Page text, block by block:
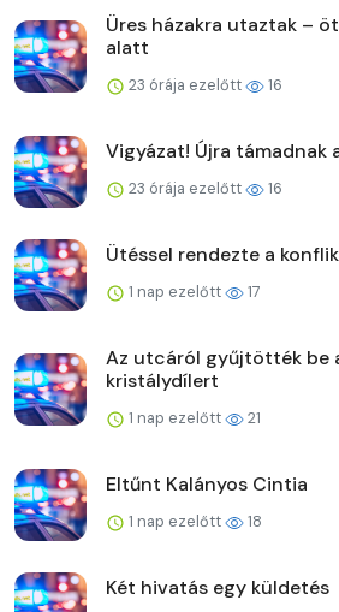
Üres házakra utaztak –
alatt
23 órája ezelőtt 16
Vigyázat! Újra támadnak
23 órája ezelőtt 16
Ütéssel rendezte a
1 nap ezelőtt 17
Az utcáról gyűjtötték be
kristálydílert
1 nap ezelőtt 21
Eltűnt Kalányos Cintia
1 nap ezelőtt 18
Két hivatás egy küldetés